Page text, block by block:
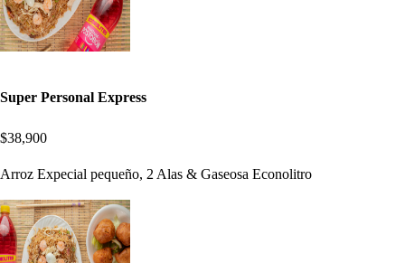
Super Personal Express
$38,900
Arroz Expecial pequeño, 2 Alas & Gaseosa Econolitro